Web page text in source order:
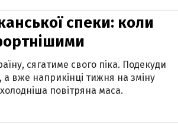
спеки: коли
сягатиме свого піка. Подекуди
а вже наприкінці тижня на зміну
повітряна маса.